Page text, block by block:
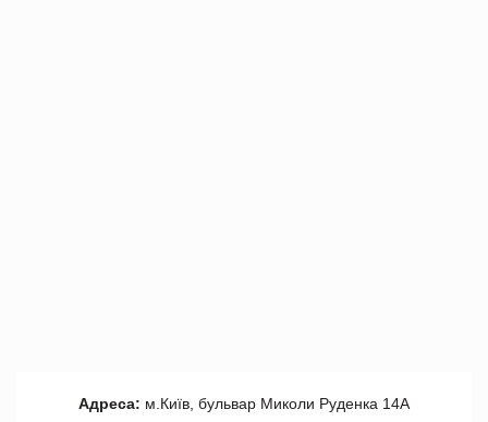
Адреса: м.Київ, бульвар Миколи Руденка 14А